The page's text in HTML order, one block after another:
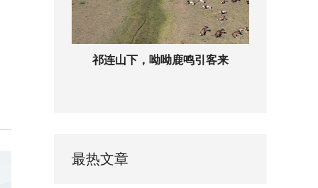
祁连山下，呦呦鹿鸣引客来
最热文章